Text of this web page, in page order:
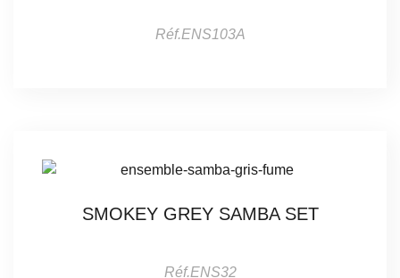
Réf.ENS103A
SMOKEY GREY SAMBA SET
Réf.ENS32